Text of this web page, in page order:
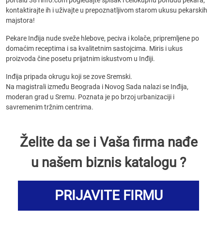
kontaktirajte ih i uživajte u prepoznatljivom starom ukusu pekarskih
majstora!
Pekare Inđija nude sveže hlebove, peciva i kolače, pripremljene po
domaćim receptima i sa kvalitetnim sastojcima. Miris i ukus
proizvoda čine posetu prijatnim iskustvom u Inđiji.
Inđija pripada okrugu koji se zove Sremski.
Na magistrali između Beograda i Novog Sada nalazi se Inđija,
moderan grad u Sremu. Poznata je po brzoj urbanizaciji i
savremenim tržnim centrima.
Želite da se i Vaša firma nađe
u našem biznis katalogu ?
PRIJAVITE FIRMU